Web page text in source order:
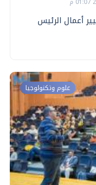
أعمال الرئيس
علوم وتكنولوجيا